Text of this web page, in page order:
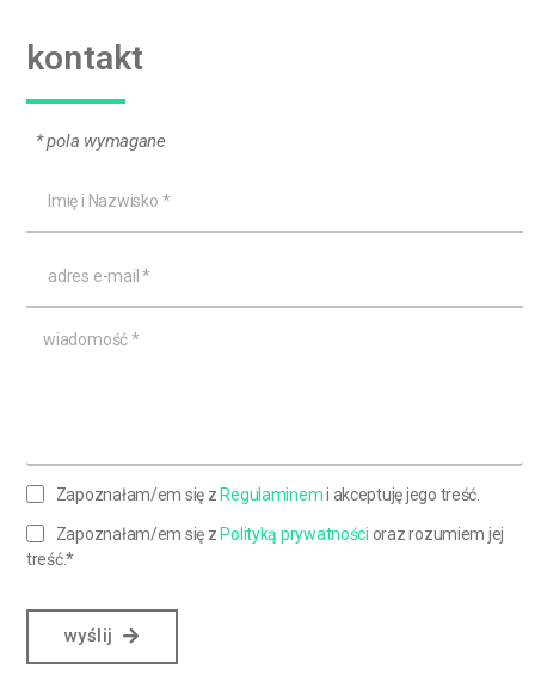
kontakt
* pola wymagane
Zapoznałam/em się z Regulaminemi akceptuję jego treść.
Zapoznałam/em się z Polityką prywatności oraz rozumiem jej
treść.*
wyślij